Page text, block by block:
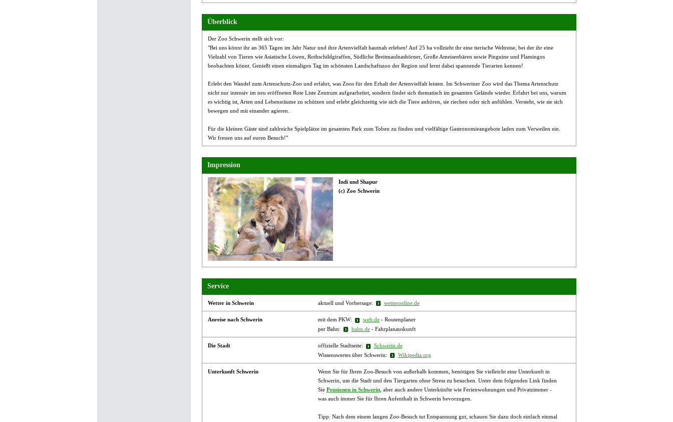
Überblick
Der Zoo Schwerin stellt sich vor:
"Bei uns könnt ihr an 365 Tagen im Jahr Natur und ihre Artenvielfalt hautnah erleben! Auf 25 ha vollzieht ihr eine tierische Weltreise, bei der ihr eine
Vielzahl von Tieren wie Asiatische Löwen, Rothschildgiraffen, Südliche Breitmaulnashörner, Große Ameisenbären sowie Pinguine und Flamingos
beobachten könnt. Genießt einen einmaligen Tag im schönsten Landschaftszoo der Region und lernt dabei spannende Tierarten kennen!
Erlebt den Wandel zum Artenschutz-Zoo und erfahrt, was Zoos für den Erhalt der Artenvielfalt leisten. Im Schweriner Zoo wird das Thema Artenschutz
nicht nur intensiv im neu eröffneten Rote Liste Zentrum aufgearbeitet, sondern findet sich thematisch im gesamten Gelände wieder. Erfahrt bei uns, warum
es wichtig ist, Arten und Lebensräume zu schützen und erlebt gleichzeitig wie sich die Tiere anhören, sie riechen oder sich anfühlen. Versteht, wie sie sich
bewegen und mit einander agieren.
Für die kleinen Gäste sind zahlreiche Spielplätze im gesamten Park zum Toben zu finden und vielfältige Gastronomieangebote laden zum Verweilen ein.
Wir freuen uns auf euren Besuch!"
Impression
Indi und Shapur
(c) Zoo Schwerin
Service
Wetter in Schwerin aktuell und Vorhersage: wetteronline.de
Anreise nach Schwerin mit dem PKW: web.de- Routenplaner
per Bahn:
bahn.de- Fahrplanauskunft
Die Stadt offizielle Stadtseite:
Schwerin.de
Wissenswertes über Schwerin:
Wikipedia.org
Unterkunft Schwerin
Wenn Sie für Ihren Zoo-Besuch von außerhalb kommen, benötigen Sie vielleicht eine Unterkunft in
Schwerin, um die Stadt und den Tiergarten ohne Stress zu besuchen. Unter dem folgenden Link finden
Sie Pensionen in Schwerin, aber auch andere Unterkünfte wie Ferienwohnungen und Privatzimmer -
was auch immer Sie für Ihren Aufenthalt in Schwerin bevorzugen.
Tipp: Nach dem einem langen Zoo-Besuch tut Entspannung gut, schauen Sie dazu doch einfach einmal